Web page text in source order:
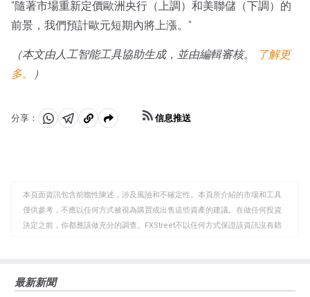
"隨著市場重新定價歐洲央行（上調）和美聯儲（下調）的
前景，我們預計歐元短期內將上漲。"
（本文由人工智能工具協助生成，並由編輯審核。
了解更
多。
）
分享：
分 分 複
板
信息推送
本頁面資訊包含前瞻性陳述，涉及風險和不確定性。本頁所介紹的市場和工具
僅供參考，不應以任何方式被視為購買或出售這些資產的建議。在做任何投資
決定之前，你都應該做充分的調查。FXStreet不以任何方式保證該資訊沒有錯
觀點，並不代表FXStreet或其廣告商的官方政策或立場。作者不對本頁連結的
最新新聞